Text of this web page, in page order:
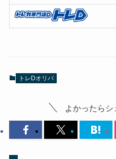
トレDオリパ
よかったらシ